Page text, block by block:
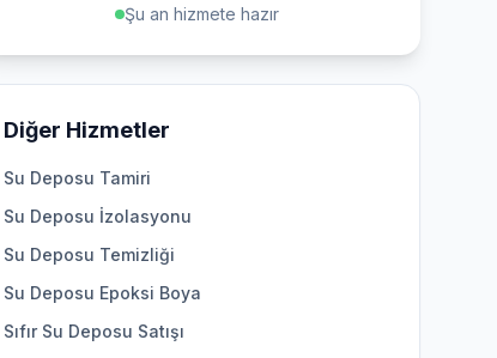
Şu an hizmete hazır
Diğer Hizmetler
Su Deposu Tamiri
Su Deposu İzolasyonu
Su Deposu Temizliği
Su Deposu Epoksi Boya
Sıfır Su Deposu Satışı